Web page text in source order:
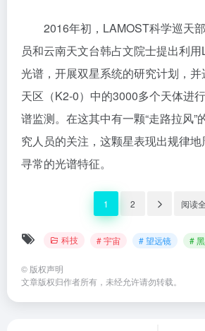
2016年初，LAMOST科学巡天
员和云南天文台韩占文院士提出利
光谱，开展双星系统的研究计划，
天区（K2-0）中的3000多个天体进
谱监测。在这其中有一颗“走路拉风”
究人员的关注，这颗星表现出规律
寻常的光谱特征。
1 2 阅读
科技 # 宇宙 # 望远镜 #
© 版权声明
文章版权归作者所有，未经允许请勿转载。